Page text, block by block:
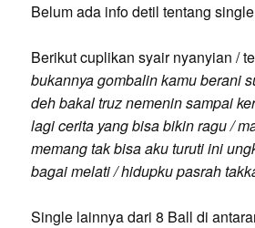
Belum ada info detil tentang
Berikut cuplikan syair nyanyian /
bukannya gombalin kamu berani
deh bakal truz nemenin sampai
lagi cerita yang bisa bikin ragu /
memang tak bisa aku turuti ini
bagai melati / hidupku pasrah
Single lainnya dari 8 Ball di